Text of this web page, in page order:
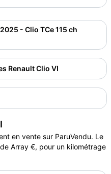
- Clio TCe 115 ch
Renault Clio VI
en vente sur ParuVendu. Le
Array €, pour un kilométrage